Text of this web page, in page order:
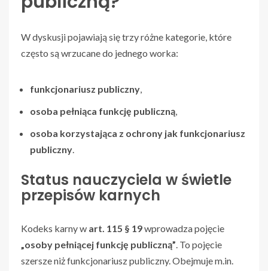
W dyskusji pojawiają się trzy różne kategorie, które
często są wrzucane do jednego worka:
funkcjonariusz publiczny,
osoba pełniąca funkcję publiczną,
osoba korzystająca z ochrony jak funkcjonariusz
publiczny.
Status nauczyciela w świetle
przepisów karnych
Kodeks karny w art. 115 § 19wprowadza pojęcie
„osoby pełniącej funkcję publiczną”. To pojęcie
szersze niż funkcjonariusz publiczny. Obejmuje m.in.